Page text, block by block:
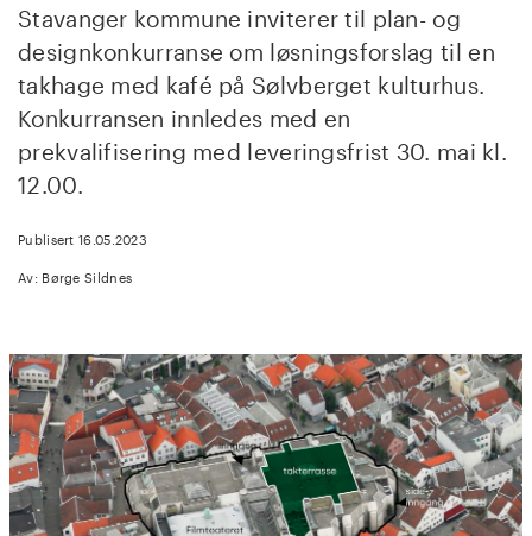
Stavanger kommune inviterer til plan- og
designkonkurranse om løsningsforslag til en
takhage med kafé på Sølvberget kulturhus.
Konkurransen innledes med en
prekvalifisering med leveringsfrist 30. mai kl.
12.00.
Publisert 16.05.2023
Av: Børge Sildnes